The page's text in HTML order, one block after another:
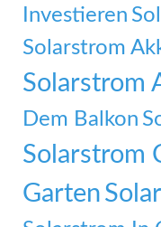
Investieren
Solarstrom
Solarstrom
Dem Balkon
Solarstrom
Garten